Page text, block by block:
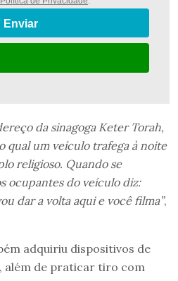
Enviar
da sinagoga Keter Torah,
qual um veículo trafega à noite
religioso. Quando se
ocupantes do veículo diz:
dar a volta aqui e você filma”,
adquiriu dispositivos de
além de praticar tiro com